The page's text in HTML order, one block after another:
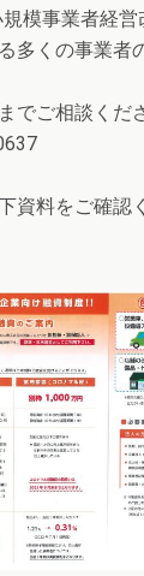
規模事業者経
多くの事業者
でご相談くだ
資料をご確認